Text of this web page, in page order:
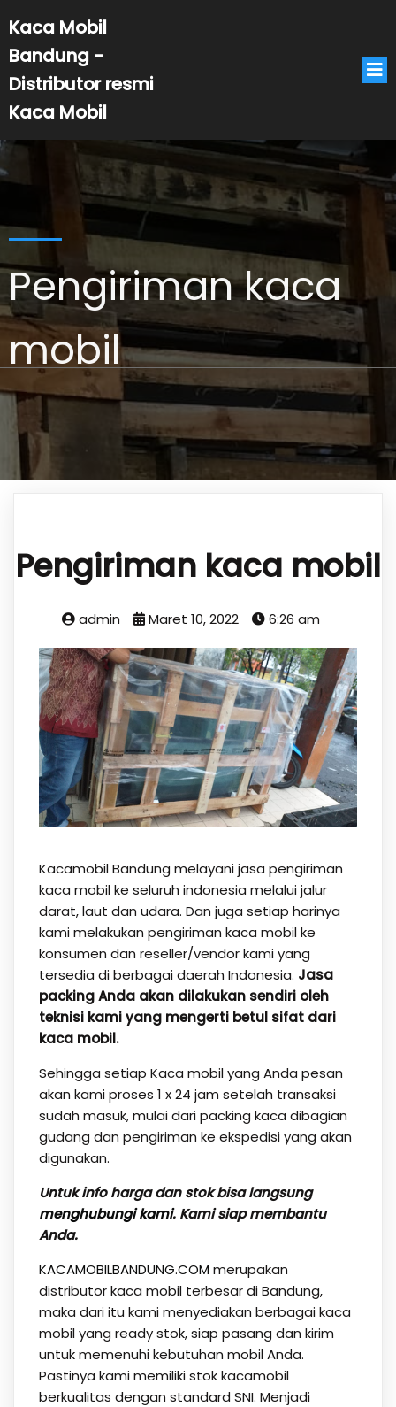
Kaca Mobil
Bandung -
Distributor resmi
Kaca Mobil
Pengiriman kaca
mobil
Pengiriman kaca mobil
admin Maret 10, 2022 6:26 am
Kacamobil Bandung melayani jasa pengiriman
kaca mobil ke seluruh indonesia melalui jalur
darat, laut dan udara. Dan juga setiap harinya
kami melakukan pengiriman kaca mobil ke
konsumen dan reseller/vendor kami yang
tersedia di berbagai daerah Indonesia. Jasa
packing Anda akan dilakukan sendiri oleh
teknisi kami yang mengerti betul sifat dari
kaca mobil.
Sehingga setiap Kaca mobil yang Anda pesan
akan kami proses 1 x 24 jam setelah transaksi
sudah masuk, mulai dari packing kaca dibagian
gudang dan pengiriman ke ekspedisi yang akan
digunakan.
Untuk info harga dan stok bisa langsung
menghubungi kami. Kami siap membantu
Anda.
KACAMOBILBANDUNG.COM merupakan
distributor kaca mobil terbesar di Bandung,
maka dari itu kami menyediakan berbagai kaca
mobil yang ready stok, siap pasang dan kirim
untuk memenuhi kebutuhan mobil Anda.
Pastinya kami memiliki stok kacamobil
berkualitas dengan standard SNI. Menjadi